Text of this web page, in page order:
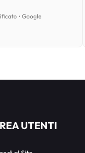
• Google
UTENTI